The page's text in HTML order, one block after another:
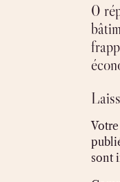
0
sont